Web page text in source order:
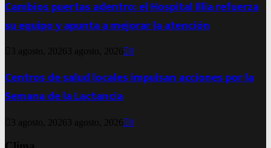
Cambios puertas adentro: el Hospital Illia refuerza
su equipo y apunta a mejorar la atención
3 agosto, 2026 3 agosto, 2026 0
Centros de salud locales impulsan acciones por la
Semana de la Lactancia
3 agosto, 2026 3 agosto, 2026 0